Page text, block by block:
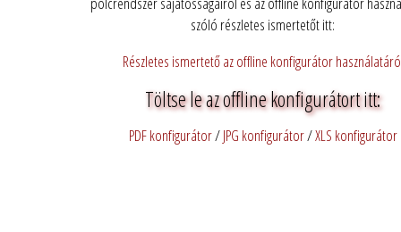
szóló részletes ismertetőt itt:
Részletes ismertető az offline konfigurátor
Töltse le az offline konfigurátort itt:
PDF konfigurátor/JPG konfigurátor/XLS konfigurátor